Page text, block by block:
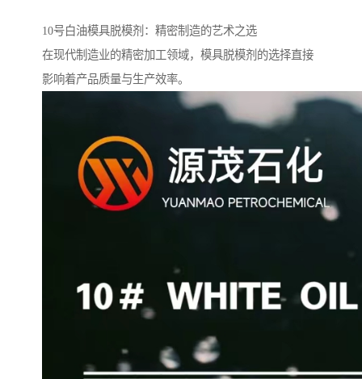
10号白油模具脱模剂：精密制造的艺术之选
在现代制造业的精密加工领域，模具脱模剂的选择直接
影响着产品质量与生产效率。